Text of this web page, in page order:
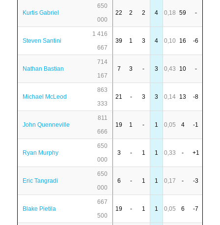
Kurtis Gabriel
650
000
22 2 2 4 0,18 59 -
Steven Santini
1 416
667
39 1 3 4 0,10 16 -6
Nathan Bastian
714
167
7 3 - 3 0,43 10 -
Michael McLeod
863
333
21 - 3 3 0,14 13 -8
John Quenneville
811
666
19 1 - 1 0,05 4 -1
Ryan Murphy
650
000
3 - 1 1 0,33 - +1
Eric Tangradi
650
000
6 - 1 1 0,17 - -3
Blake Pietila
667
500
19 - 1 1 0,05 6 -7